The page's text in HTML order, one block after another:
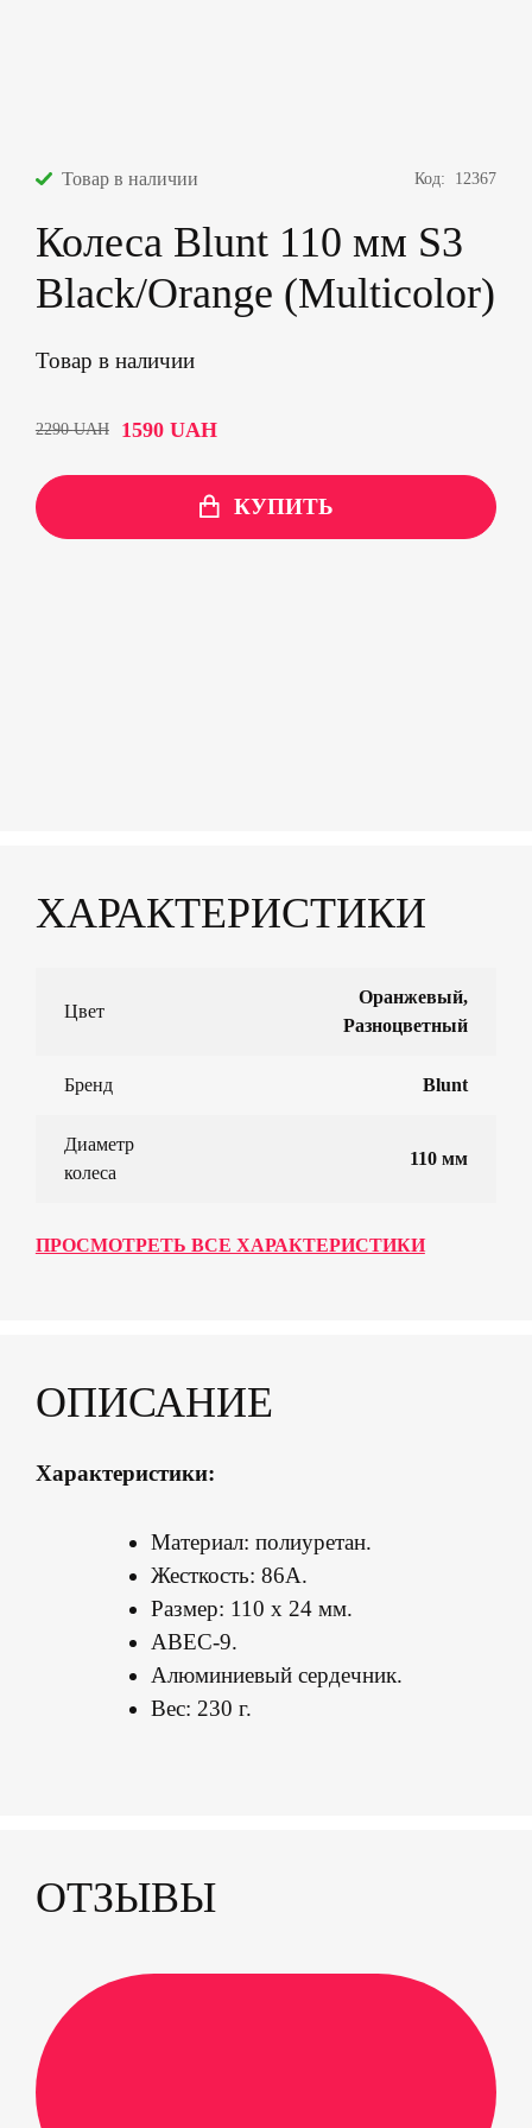
Товар в наличии Код: 12367
Колеса Blunt 110 мм S3
Black/Orange (Multicolor)
Товар в наличии
2290UAH 1590 UAH
КУПИТЬ
ХАРАКТЕРИСТИКИ
Цвет
Оранжевый,
Разноцветный
Бренд Blunt
Диаметр
колеса
110 мм
ПРОСМОТРЕТЬ ВСЕ ХАРАКТЕРИСТИКИ
ОПИСАНИЕ
Характеристики:
Материал: полиуретан.
Жесткость: 86А.
Размер: 110 х 24 мм.
ABEC-9.
Алюминиевый сердечник.
Вес: 230 г.
ОТЗЫВЫ